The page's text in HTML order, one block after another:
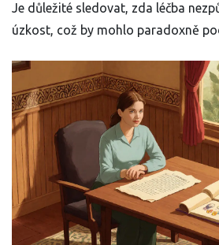
Je důležité sledovat, zda léčba
úzkost, což by mohlo paradoxně